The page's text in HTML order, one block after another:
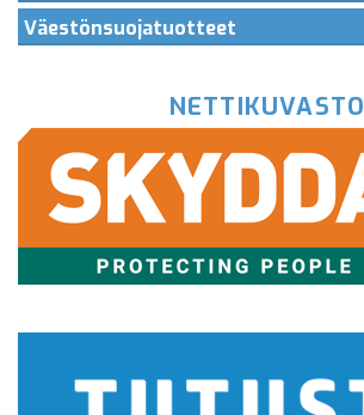
Väestönsuojatuotteet
NETTIKUVASTO